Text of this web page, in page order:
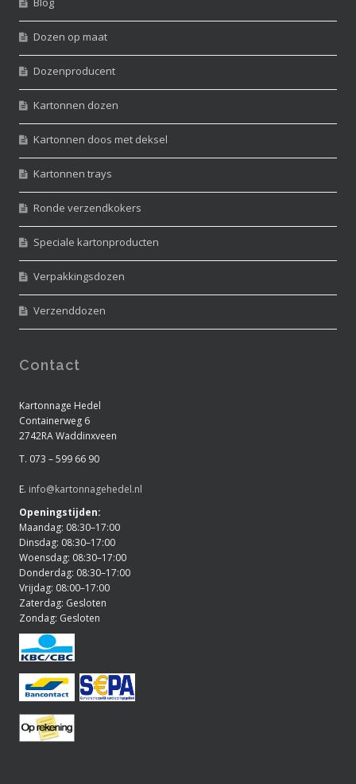
Dozen op maat
Dozenproducent
Kartonnen dozen
Kartonnen doos met deksel
Kartonnen trays
Ronde verzendkokers
Speciale kartonproducten
Verpakkingsdozen
Verzenddozen
Contact
Kartonnage Hedel
Containerweg 6
2742RA Waddinxveen
T. 073 – 599 66 90
E. info@kartonnagehedel.nl
Openingstijden:
Maandag: 08:30–17:00
Dinsdag: 08:30–17:00
Woensdag: 08:30–17:00
Donderdag: 08:30–17:00
Vrijdag: 08:00–17:00
Zaterdag: Gesloten
Zondag: Gesloten